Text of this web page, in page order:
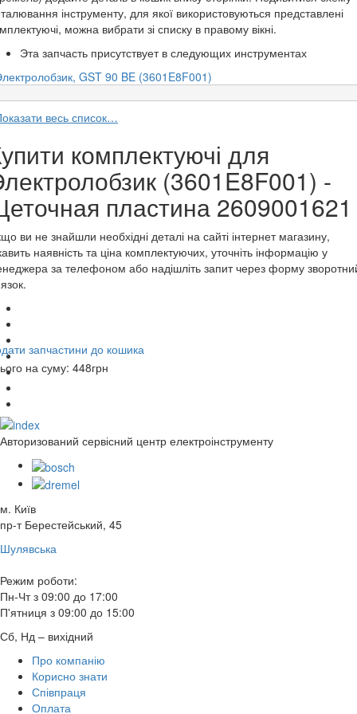
інструменту, для якої використовуються представлені
можна вибрати зі списку в правому вікні.
Эта запчасть присутствует в следующих инструментах
GST 90 BE (3601E8F001)
весь список…
комплектуючі для
(3601E8F001) -
пластина 2609001621
ви не знайшли необхідні деталі на сайті інтернет магазину,
наявність та ціна комплектуючих, уточніть інформацію у
за телефоном або надішліть запит через форму
запчастини до кошика
на суму: 448грн
Авторизований сервісний центр електроінструменту
м. Київ
пр-т Берестейський, 45
Шулявська
Режим роботи:
Пн-Чт з 09:00 до 17:00
П'ятниця з 09:00 до 15:00
Сб, Нд – вихідний
Про компанію
Корисно знати
Співпраця
Оплата